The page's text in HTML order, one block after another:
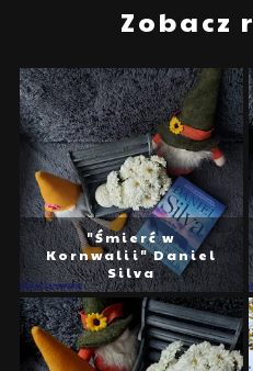
Zobacz
"Śmierć w
Kornwalii" Daniel
Silva